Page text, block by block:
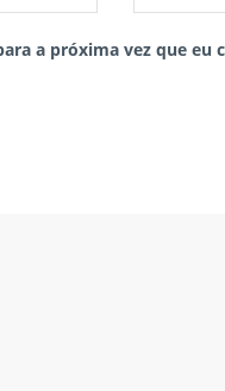
a próxima vez que eu